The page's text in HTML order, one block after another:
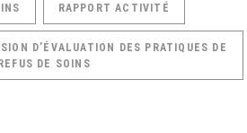
RAPPORT ACTIVITÉ
D’ÉVALUATION DES PRATIQUES DE
REFUS DE SOINS